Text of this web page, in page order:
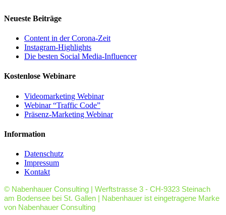
Neueste Beiträge
Content in der Corona-Zeit
Instagram-Highlights
Die besten Social Media-Influencer
Kostenlose Webinare
Videomarketing Webinar
Webinar “Traffic Code”
Präsenz-Marketing Webinar
Information
Datenschutz
Impressum
Kontakt
© Nabenhauer Consulting | Werftstrasse 3 - CH-9323 Steinach
am Bodensee bei St. Gallen | Nabenhauer ist eingetragene Marke
von Nabenhauer Consulting